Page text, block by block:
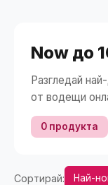
Now до
Разгледай
от водещи
0 продукта
Сортирай: Най-